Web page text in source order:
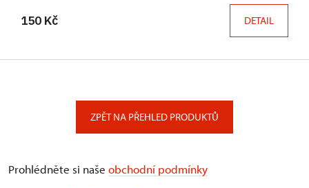
150 Kč DETAIL
ZPĚT NA PŘEHLED PRODUKTŮ
Prohlédněte si naše obchodní podmínky